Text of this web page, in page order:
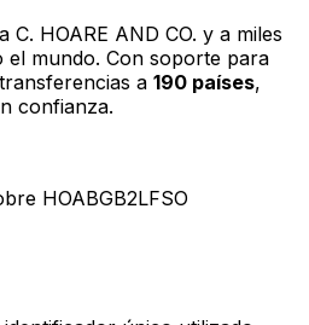
C. HOARE AND CO. y a miles
mundo. Con soporte para
a 190 países,
confianza.
HOABGB2LFSO